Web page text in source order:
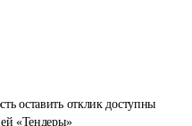
оставить отклик доступны
«Тендеры»